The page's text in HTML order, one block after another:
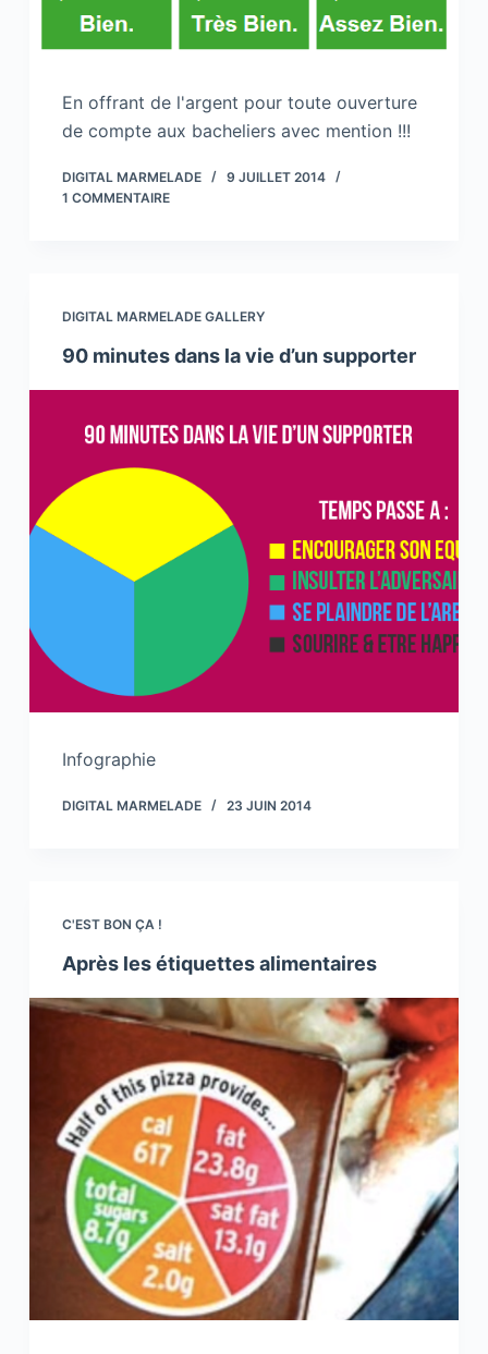
En offrant de l'argent pour toute ouverture
de compte aux bacheliers avec mention !!!
DIGITAL MARMELADE
9 JUILLET 2014
1 COMMENTAIRE
DIGITAL MARMELADE GALLERY
90 minutes dans la vie d’un supporter
Infographie
DIGITAL MARMELADE 23 JUIN 2014
C'EST BON ÇA !
Après les étiquettes alimentaires